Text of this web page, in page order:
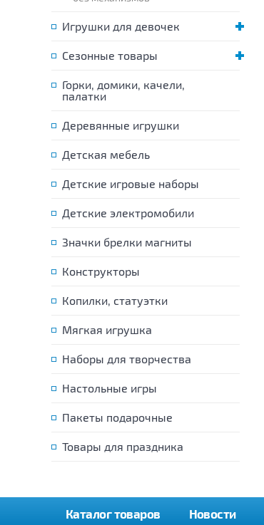
Игрушки для девочек
Сезонные товары
Горки, домики, качели,
палатки
Деревянные игрушки
Детская мебель
Детские игровые наборы
Детские электромобили
Значки брелки магниты
Конструкторы
Копилки, статуэтки
Мягкая игрушка
Наборы для творчества
Настольные игры
Пакеты подарочные
Товары для праздника
Машина инерционная
855 р.
В КОРЗИНУ
Цена: 855 р.
В КОРЗИНУ
Каталог товаров Новости